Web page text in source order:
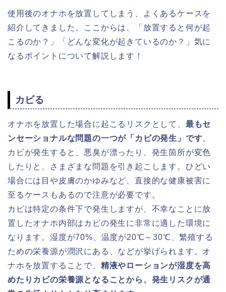
使用後のオナホを放置してしまう、よくあるケースを
紹介してきました。ここからは、「放置すると何が起
こるのか？」「どんな変化が起きているのか？」気に
なるポイントについて解説します！
カビる
オナホを放置した場合に起こるリスクとして、 最もセ
ンセーショナルな問題の一つが「カビの発生」です。
カビが発生すると、悪臭が漂ったり、発生箇所が変色
したりと、さまざまな問題を引き起こします。ひどい
場合には目や皮膚のかゆみなど、直接的な健康被害に
至るケースもあるので注意が必要です。
カビは特定の条件下で発生しますが、不幸なことに放
置したオナホ内部はカビの発生に非常に適した環境に
なります。湿度が70%、温度が20℃～30℃、繁殖する
ための栄養源が潤沢にある、などが挙げられます。オ
ナホを放置することで、 精液やローションが湿度を高
めたりカビの栄養源となることから、発生リスクが通